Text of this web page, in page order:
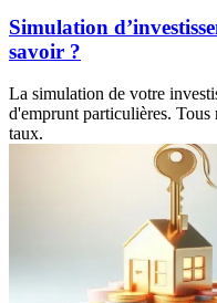
Simulation
savoir ?
La simulation de votre
d'emprunt particulières.
taux.